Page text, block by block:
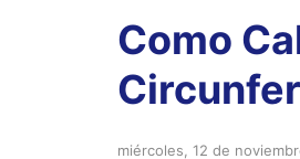
Como
miércoles, 12 de